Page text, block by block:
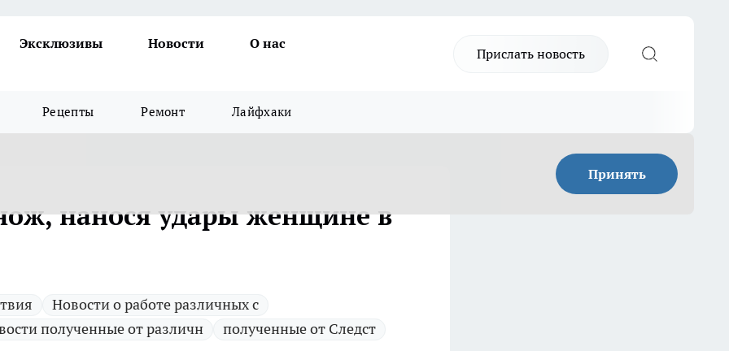
Эксклюзивы Новости О нас
Прислать новость
Рецепты Ремонт Лайфхаки
Принять
нанося удары женщине в
Новости о работе различных с
полученные от различн
полученные от Следст